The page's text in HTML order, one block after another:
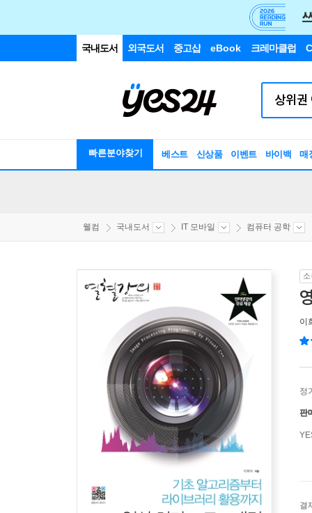
국내도서 외국도서 중고샵 eBook 크레마클럽
빠른분야찾기 베스트 신상품 이벤트 바이백 매
웰컴 국내도서 IT 모바일 컴퓨터 공학
이
정
판
결